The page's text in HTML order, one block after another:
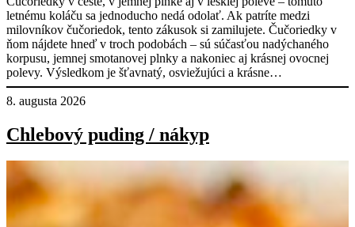
letnému koláču sa jednoducho nedá odolať. Ak patríte medzi
milovníkov čučoriedok, tento zákusok si zamilujete. Čučoriedky v
ňom nájdete hneď v troch podobách – sú súčasťou nadýchaného
korpusu, jemnej smotanovej plnky a nakoniec aj krásnej ovocnej
polevy. Výsledkom je šťavnatý, osviežujúci a krásne…
8. augusta 2026
Chlebový puding / nákyp